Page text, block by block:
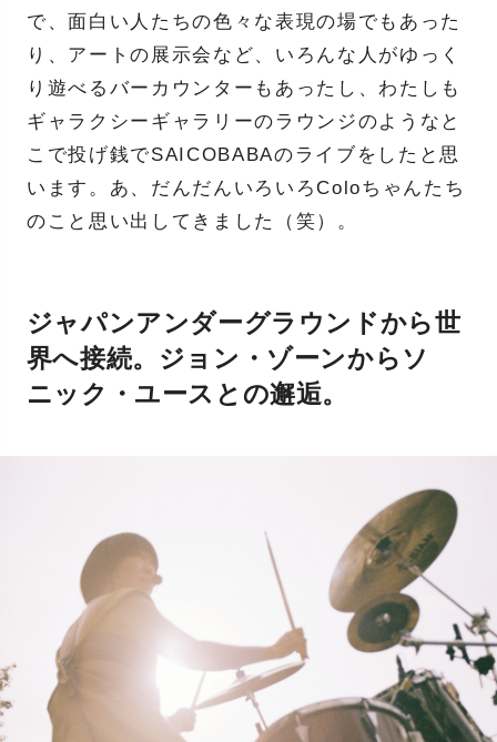
で、面白い人たちの色々な表現の場でもあった
り、アートの展示会など、いろんな人がゆっく
り遊べるバーカウンターもあったし、わたしも
ギャラクシーギャラリーのラウンジのようなと
こで投げ銭でSAICOBABAのライブをしたと思
います。あ、だんだんいろいろColoちゃんたち
のこと思い出してきました（笑）。
ジャパンアンダーグラウンドから世
界へ接続。ジョン・ゾーンからソ
ニック・ユースとの邂逅。